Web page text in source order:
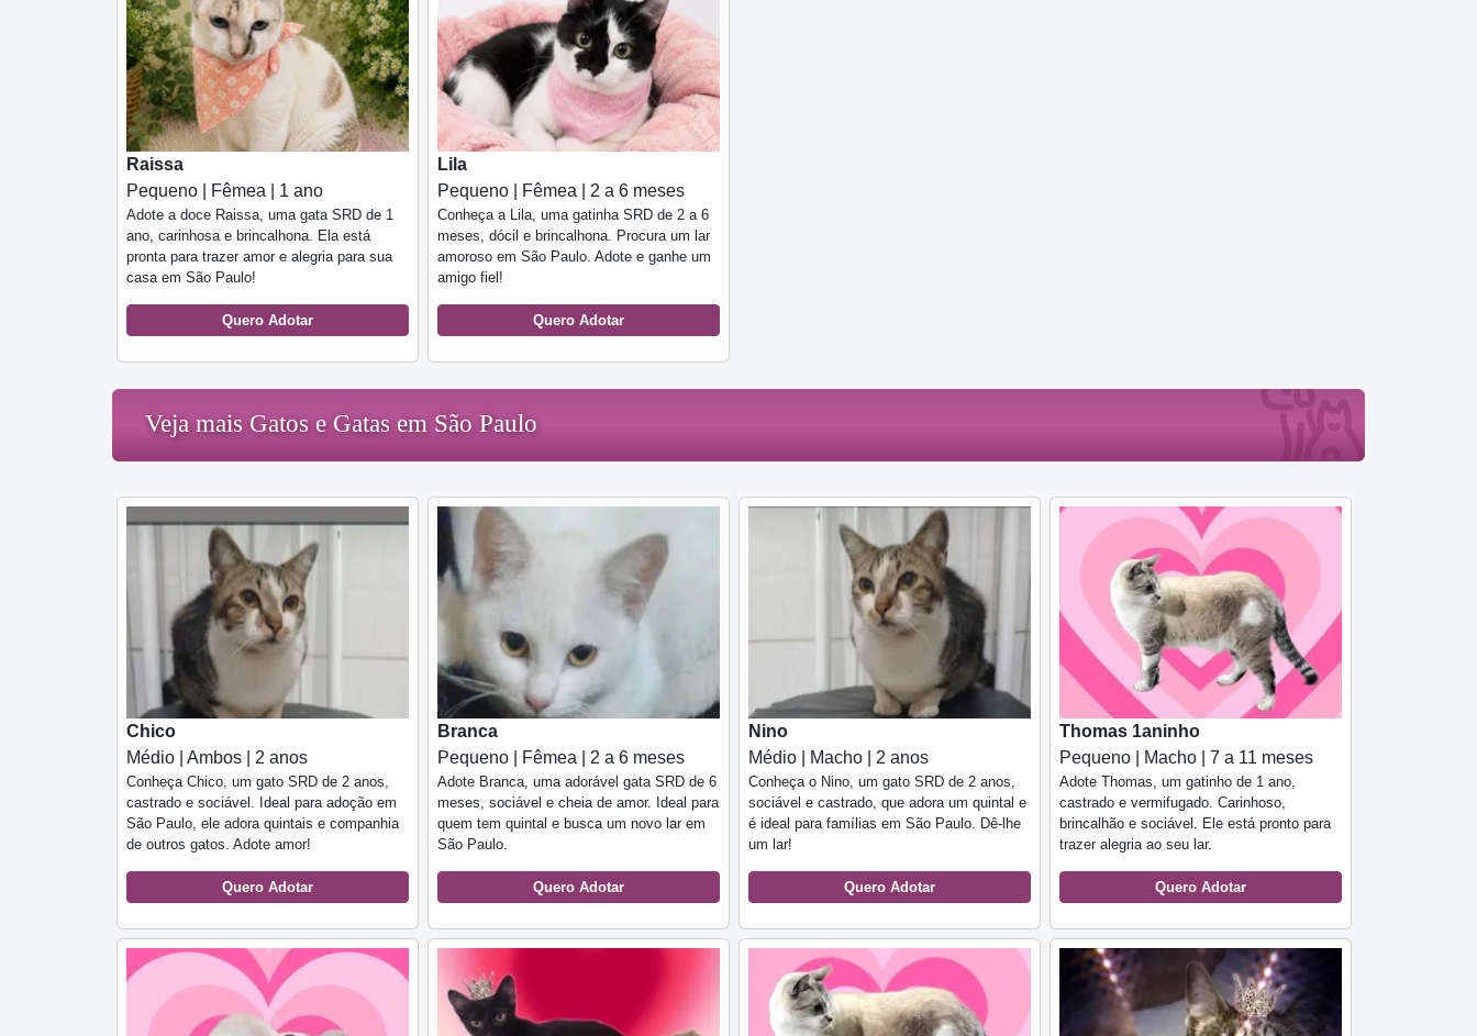
Raissa
Pequeno | Fêmea | 1 ano
Adote a doce Raissa, uma gata SRD de 1
ano, carinhosa e brincalhona. Ela está
pronta para trazer amor e alegria para sua
casa em São Paulo!
Quero Adotar
Lila
Pequeno | Fêmea | 2 a 6 meses
Conheça a Lila, uma gatinha SRD de 2 a 6
meses, dócil e brincalhona. Procura um lar
amoroso em São Paulo. Adote e ganhe um
amigo fiel!
Quero Adotar
Veja mais Gatos e Gatas em São Paulo
Chico
Médio | Ambos | 2 anos
Conheça Chico, um gato SRD de 2 anos,
castrado e sociável. Ideal para adoção em
São Paulo, ele adora quintais e companhia
de outros gatos. Adote amor!
Quero Adotar
Branca
Pequeno | Fêmea | 2 a 6 meses
Adote Branca, uma adorável gata SRD de 6
meses, sociável e cheia de amor. Ideal para
quem tem quintal e busca um novo lar em
São Paulo.
Quero Adotar
Nino
Médio | Macho | 2 anos
Conheça o Nino, um gato SRD de 2 anos,
sociável e castrado, que adora um quintal e
é ideal para famílias em São Paulo. Dê-lhe
um lar!
Quero Adotar
Thomas 1aninho
Pequeno | Macho | 7 a 11 meses
Adote Thomas, um gatinho de 1 ano,
castrado e vermifugado. Carinhoso,
brincalhão e sociável. Ele está pronto para
trazer alegria ao seu lar.
Quero Adotar